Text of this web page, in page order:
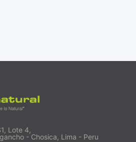
Lote 4,
- Chosica, Lima - Peru